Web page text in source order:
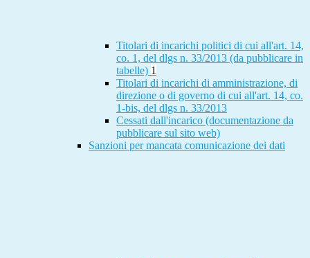
Titolari di incarichi politici di cui all'art. 14,
co. 1, del dlgs n. 33/2013 (da pubblicare in
tabelle) 1
Titolari di incarichi di amministrazione, di
direzione o di governo di cui all'art. 14, co.
1-bis, del dlgs n. 33/2013
Cessati dall'incarico (documentazione da
pubblicare sul sito web)
Sanzioni per mancata comunicazione dei dati